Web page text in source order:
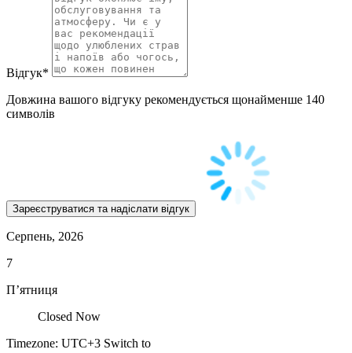
Відгук*
Довжина вашого відгуку рекомендується щонайменше 140
символів
Серпень, 2026
7
П’ятниця
Closed Now
Timezone: UTC+3 Switch to